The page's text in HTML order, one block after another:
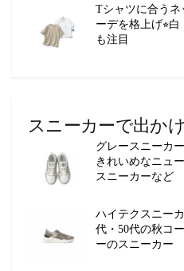
Tシャツに合うネ
ーデを格上げ⭐︎
も注目
スニーカーで出か
グレースニーカ
きれいめなニュ
スニーカーなど
ハイテクスニー
代・50代の秋コ
ーのスニーカー